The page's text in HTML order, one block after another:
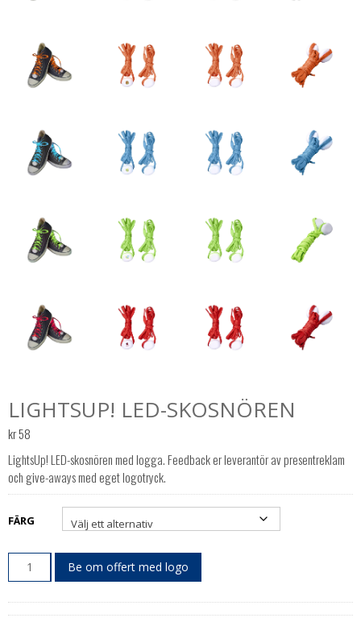
LIGHTSUP! LED-SKOSNÖREN
kr58
LightsUp! LED-skosnören med logga. Feedback er leverantör av presentreklam
och give-aways med eget logotryck.
FÄRG
Be om offert med logo